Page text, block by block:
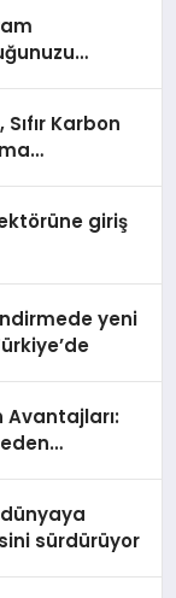
Karbon
giriş
yeni
Avantajları:
sürdürüyor